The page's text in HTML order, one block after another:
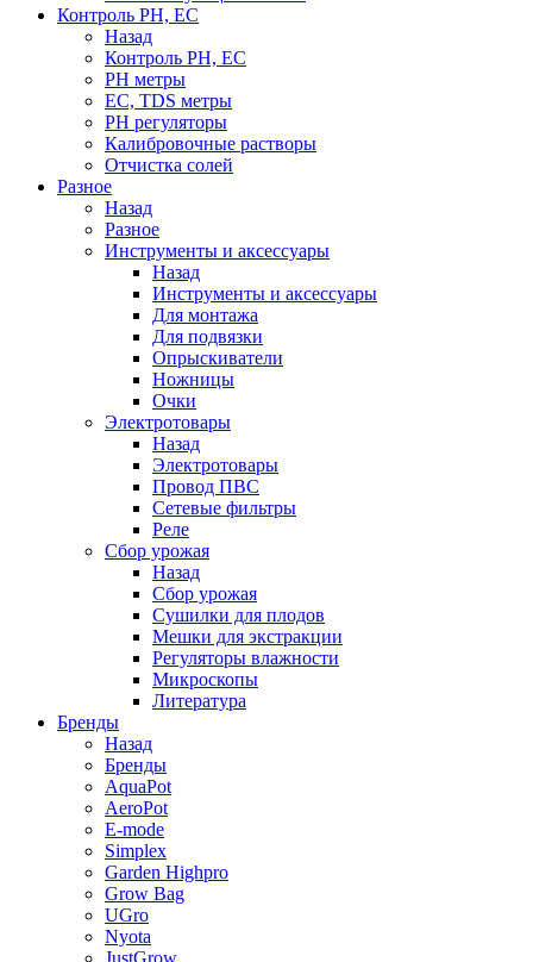
Контроль PH, EC
Назад
Контроль PH, EC
PH метры
EC, TDS метры
PH регуляторы
Калибровочные растворы
Отчистка солей
Разное
Назад
Разное
Инструменты и аксессуары
Назад
Инструменты и аксессуары
Для монтажа
Для подвязки
Опрыскиватели
Ножницы
Очки
Электротовары
Назад
Электротовары
Провод ПВС
Сетевые фильтры
Реле
Сбор урожая
Назад
Сбор урожая
Сушилки для плодов
Мешки для экстракции
Регуляторы влажности
Микроскопы
Литература
Бренды
Назад
Бренды
AquaPot
AeroPot
E-mode
Simplex
Garden Highpro
Grow Bag
UGro
Nyota
JustGrow